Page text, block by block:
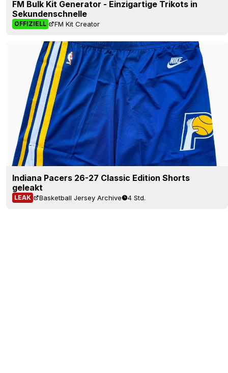
FM Bulk Kit Generator - Einzigartige Trikots in
Sekundenschnelle
OFFIZIELL FM Kit Creator
Indiana Pacers 26-27 Classic Edition Shorts
geleakt
LEAK Basketball Jersey Archive 4 Std.